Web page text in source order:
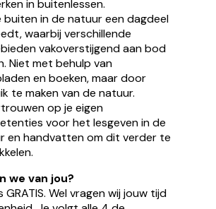
in buitenlessen.
buiten in de natuur een dagdeel
waarbij verschillende
vakoverstijgend aan bod
Niet met behulp van
en boeken, maar door
te maken van de natuur.
op je eigen
voor het lesgeven in de
en handvatten om dit verder te
we van jou?
GRATIS. Wel vragen wij jouw tijd